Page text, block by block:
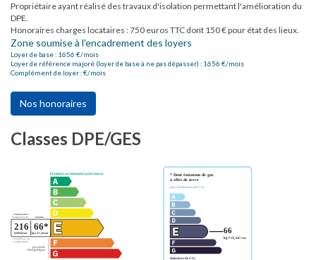
Propriétaire ayant réalisé des travaux d'isolation permettant l'amélioration du
DPE.
Honoraires charges locataires : 750 euros TTC dont 150 € pour état des lieux.
Zone soumise à l'encadrement des loyers
Loyer de base : 1656 €/mois
Loyer de référence majoré (loyer de base à ne pas dépasser) : 1656 €/mois
Complément de loyer :€/mois
Nos honoraires
Classes DPE/GES